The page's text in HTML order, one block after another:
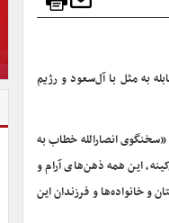
به مثل با آل‌سعود و رژیم
انصارالله خطاب به
این همه ذهن‌های آرام و
و خانواده‌ها و فرزندان این